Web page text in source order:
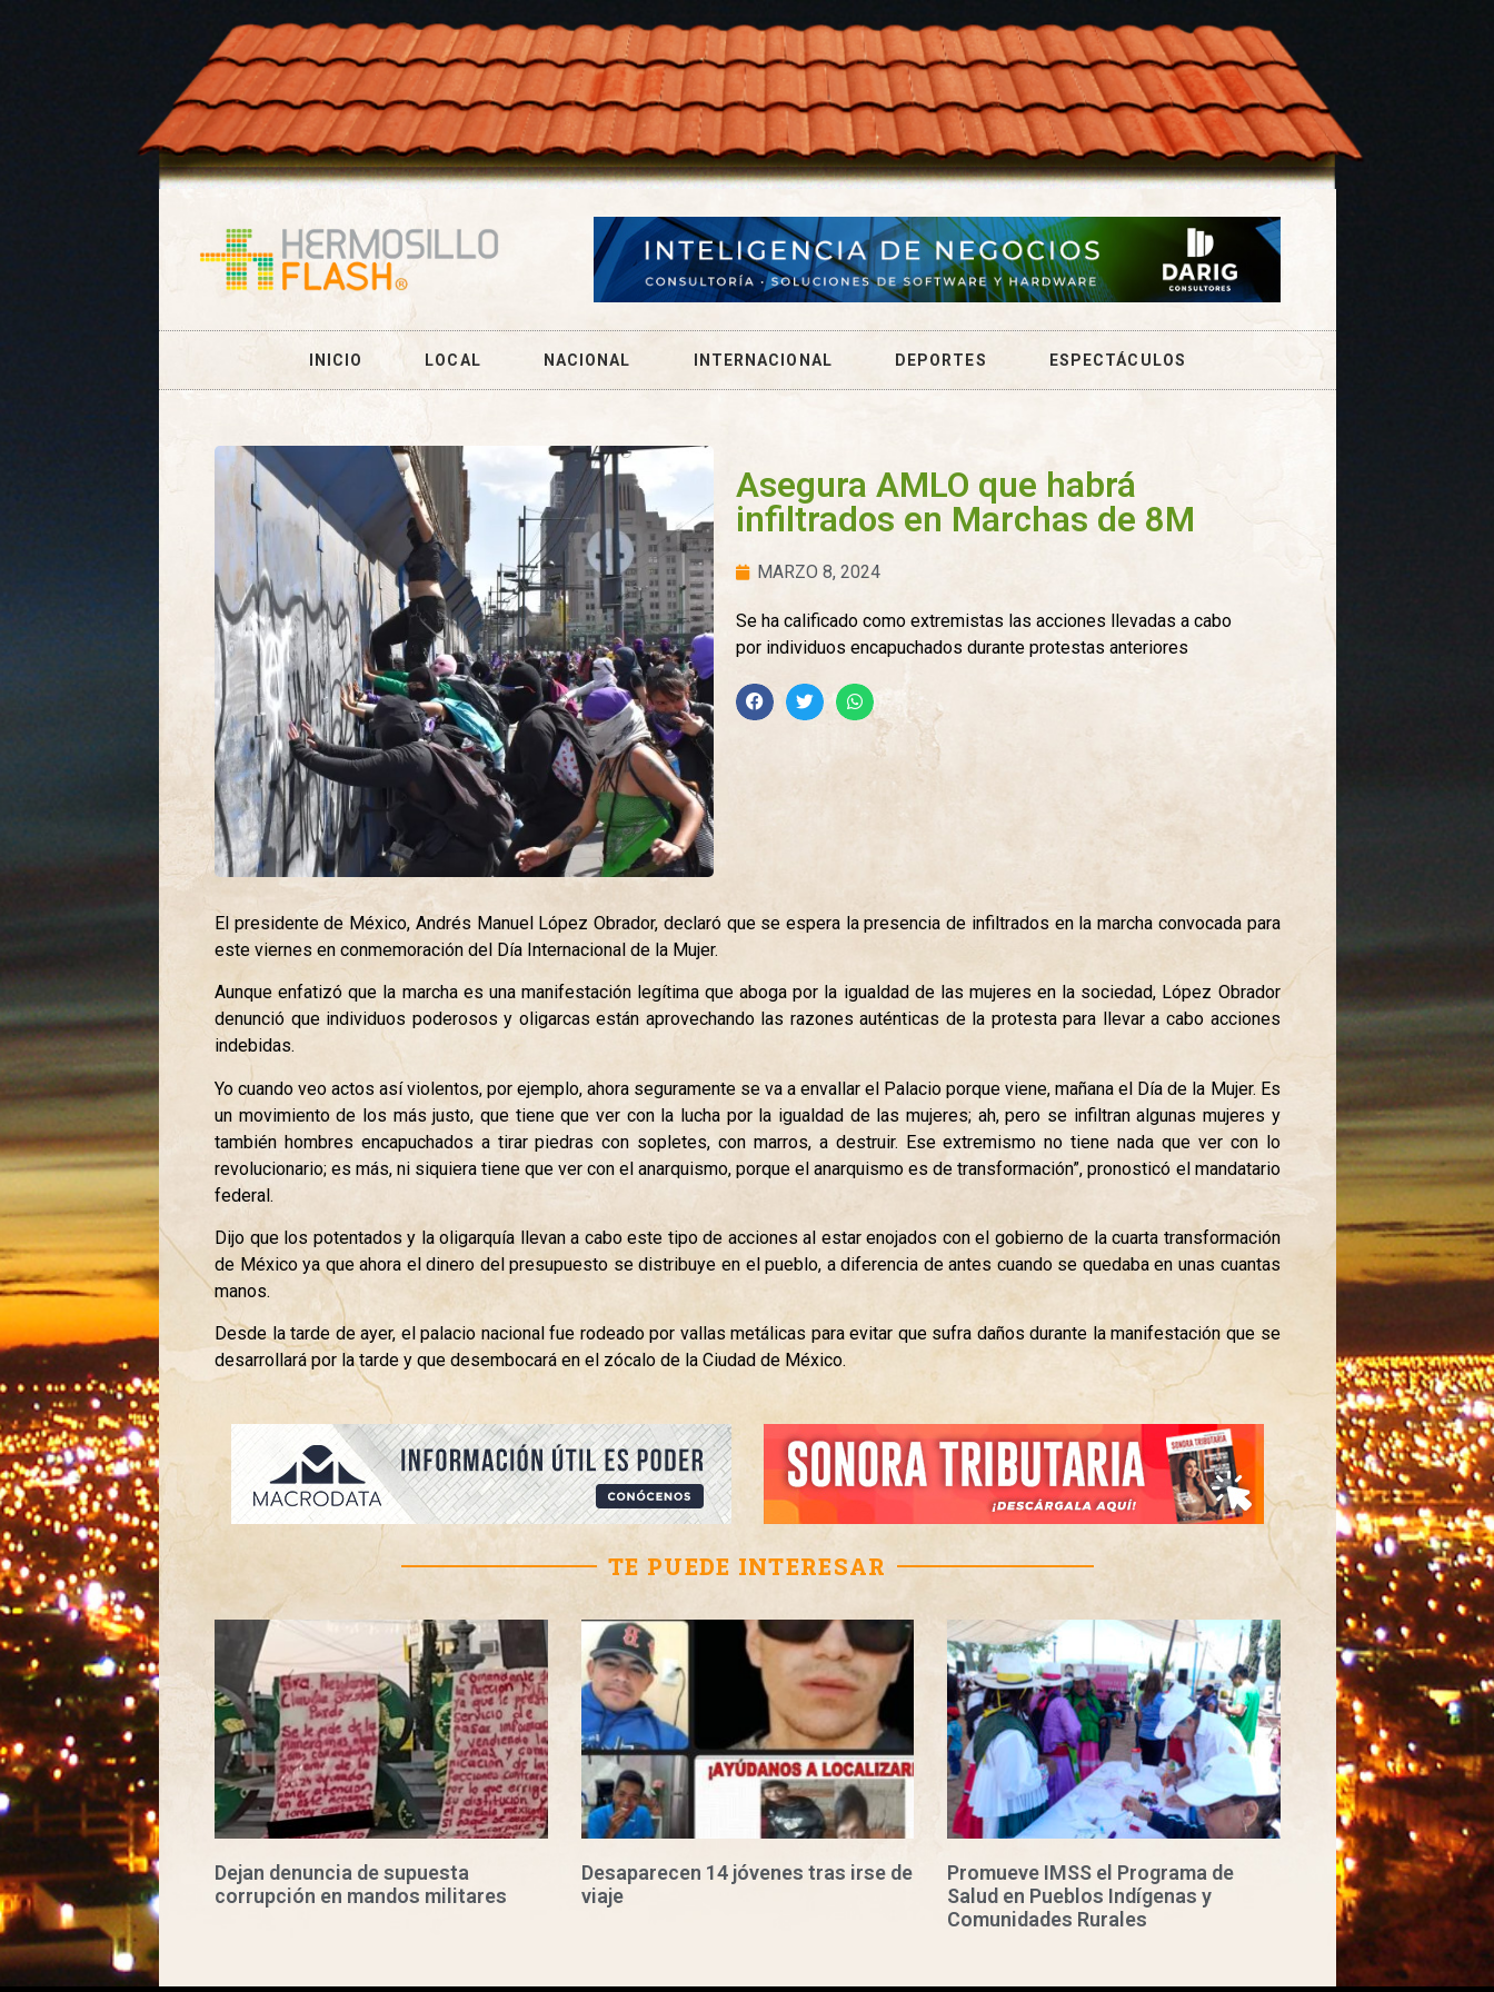
INICIO LOCAL NACIONAL INTERNACIONAL DEPORTES ESPECTÁCULOS
Asegura AMLO que habrá
infiltrados en Marchas de 8M
MARZO 8, 2024
Se ha calificado como extremistas las acciones llevadas a cabo
por individuos encapuchados durante protestas anteriores
El presidente de México, Andrés Manuel López Obrador, declaró que se espera la presencia de infiltrados en la marcha convocada para
este viernes en conmemoración del Día Internacional de la Mujer.
Aunque enfatizó que la marcha es una manifestación legítima que aboga por la igualdad de las mujeres en la sociedad, López Obrador
denunció que individuos poderosos y oligarcas están aprovechando las razones auténticas de la protesta para llevar a cabo acciones
indebidas.
Yo cuando veo actos así violentos, por ejemplo, ahora seguramente se va a envallar el Palacio porque viene, mañana el Día de la Mujer. Es
un movimiento de los más justo, que tiene que ver con la lucha por la igualdad de las mujeres; ah, pero se infiltran algunas mujeres y
también hombres encapuchados a tirar piedras con sopletes, con marros, a destruir. Ese extremismo no tiene nada que ver con lo
revolucionario; es más, ni siquiera tiene que ver con el anarquismo, porque el anarquismo es de transformación”, pronosticó el mandatario
federal.
Dijo que los potentados y la oligarquía llevan a cabo este tipo de acciones al estar enojados con el gobierno de la cuarta transformación
de México ya que ahora el dinero del presupuesto se distribuye en el pueblo, a diferencia de antes cuando se quedaba en unas cuantas
manos.
Desde la tarde de ayer, el palacio nacional fue rodeado por vallas metálicas para evitar que sufra daños durante la manifestación que se
desarrollará por la tarde y que desembocará en el zócalo de la Ciudad de México.
TE PUEDE INTERESAR
Dejan denuncia de supuesta
corrupción en mandos militares
Desaparecen 14 jóvenes tras irse de
viaje
Promueve IMSS el Programa de
Salud en Pueblos Indígenas y
Comunidades Rurales